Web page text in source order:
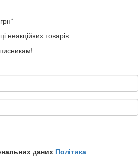
неакційних товарів
даних Політика